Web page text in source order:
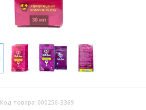
Код товара: 000250-3369